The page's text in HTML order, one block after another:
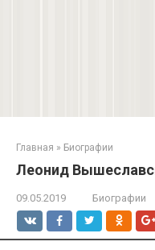
Главная » Биографии
Леонид
09.05.2019 Биографии